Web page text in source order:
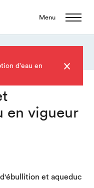
Menu
d'eau en
en vigueur
et aqueduc